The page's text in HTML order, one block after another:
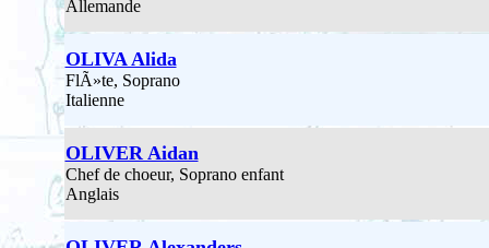
Allemande
OLIVA Alida
FlÃ»te, Soprano
Italienne
OLIVER Aidan
Chef de choeur, Soprano enfant
Anglais